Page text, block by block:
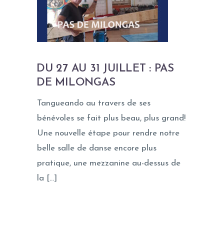
DU 27 AU 31 JUILLET : PAS
DE MILONGAS
Tangueando au travers de ses
bénévoles se fait plus beau, plus grand!
Une nouvelle étape pour rendre notre
belle salle de danse encore plus
pratique, une mezzanine au-dessus de
la […]